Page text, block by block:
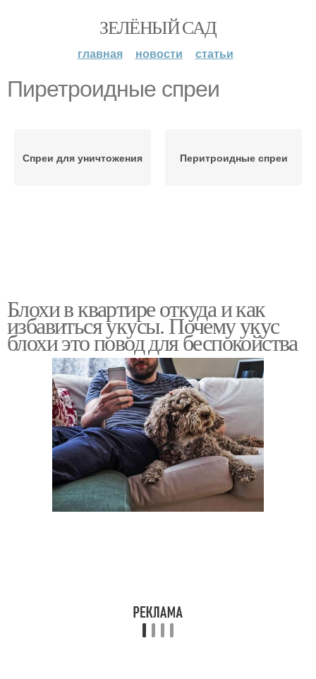
ЗЕЛЁНЫЙ САД
главная новости статьи
Пиретроидные спреи
Спреи для уничтожения Перитроидные спреи
Блохи в квартире откуда и как
избавиться укусы. Почему укус
блохи это повод для беспокойства